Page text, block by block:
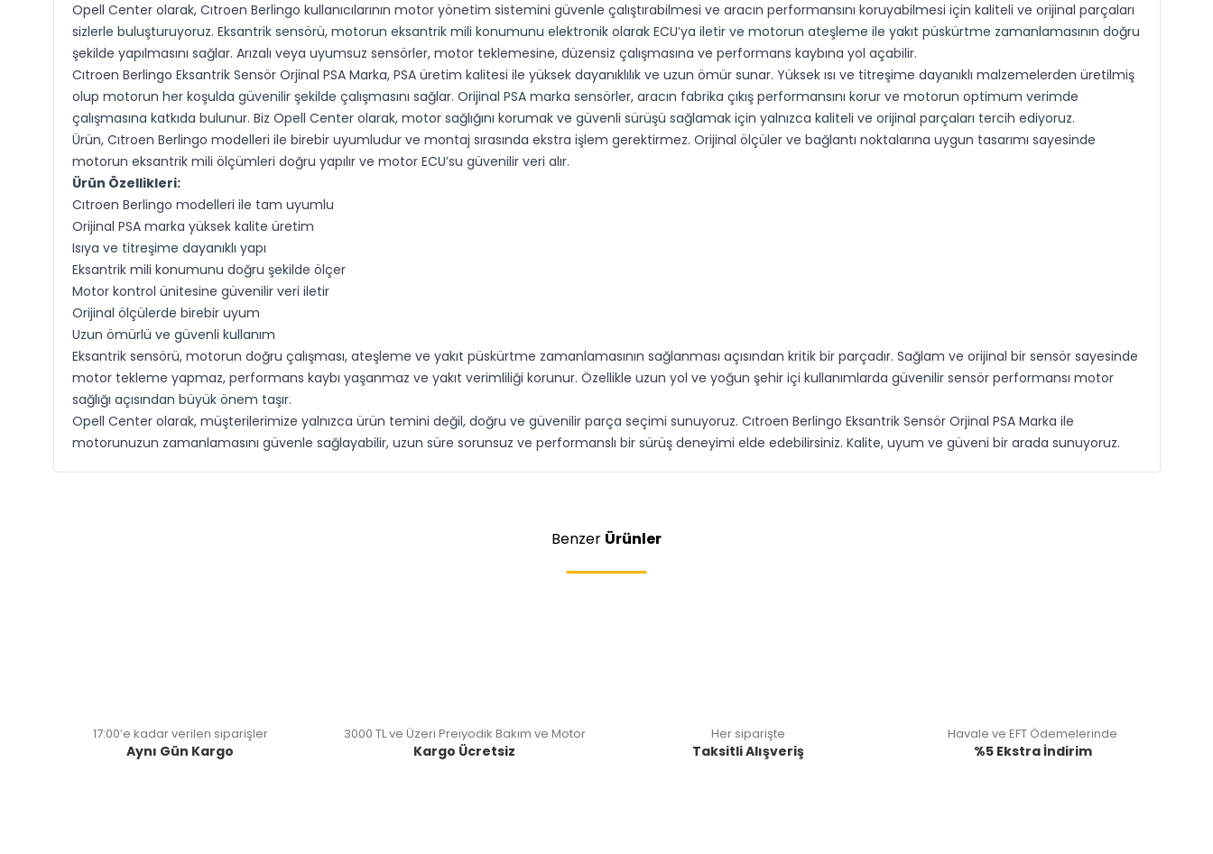
Opell Center olarak, Cıtroen Berlingo kullanıcılarının motor yönetim sistemini güvenle çalıştırabilmesi ve aracın performansını koruyabilmesi için kaliteli ve orijinal parçaları
sizlerle buluşturuyoruz. Eksantrik sensörü, motorun eksantrik mili konumunu elektronik olarak ECU’ya iletir ve motorun ateşleme ile yakıt püskürtme zamanlamasının doğru
şekilde yapılmasını sağlar. Arızalı veya uyumsuz sensörler, motor teklemesine, düzensiz çalışmasına ve performans kaybına yol açabilir.
Cıtroen Berlingo Eksantrik Sensör Orjinal PSA Marka, PSA üretim kalitesi ile yüksek dayanıklılık ve uzun ömür sunar. Yüksek ısı ve titreşime dayanıklı malzemelerden üretilmiş
olup motorun her koşulda güvenilir şekilde çalışmasını sağlar. Orijinal PSA marka sensörler, aracın fabrika çıkış performansını korur ve motorun optimum verimde
çalışmasına katkıda bulunur. Biz Opell Center olarak, motor sağlığını korumak ve güvenli sürüşü sağlamak için yalnızca kaliteli ve orijinal parçaları tercih ediyoruz.
Ürün, Cıtroen Berlingo modelleri ile birebir uyumludur ve montaj sırasında ekstra işlem gerektirmez. Orijinal ölçüler ve bağlantı noktalarına uygun tasarımı sayesinde
motorun eksantrik mili ölçümleri doğru yapılır ve motor ECU’su güvenilir veri alır.
Ürün Özellikleri:
Cıtroen Berlingo modelleri ile tam uyumlu
Orijinal PSA marka yüksek kalite üretim
Isıya ve titreşime dayanıklı yapı
Eksantrik mili konumunu doğru şekilde ölçer
Motor kontrol ünitesine güvenilir veri iletir
Orijinal ölçülerde birebir uyum
Uzun ömürlü ve güvenli kullanım
Eksantrik sensörü, motorun doğru çalışması, ateşleme ve yakıt püskürtme zamanlamasının sağlanması açısından kritik bir parçadır. Sağlam ve orijinal bir sensör sayesinde
motor tekleme yapmaz, performans kaybı yaşanmaz ve yakıt verimliliği korunur. Özellikle uzun yol ve yoğun şehir içi kullanımlarda güvenilir sensör performansı motor
sağlığı açısından büyük önem taşır.
Opell Center olarak, müşterilerimize yalnızca ürün temini değil, doğru ve güvenilir parça seçimi sunuyoruz. Cıtroen Berlingo Eksantrik Sensör Orjinal PSA Marka ile
motorunuzun zamanlamasını güvenle sağlayabilir, uzun süre sorunsuz ve performanslı bir sürüş deneyimi elde edebilirsiniz. Kalite, uyum ve güveni bir arada sunuyoruz.
Benzer Ürünler
17:00’e kadar verilen siparişler
Aynı Gün Kargo
3000 TL ve Üzeri Preiyodik Bakım ve Motor
Kargo Ücretsiz
Her siparişte
Taksitli Alışveriş
Havale ve EFT Ödemelerinde
%5 Ekstra İndirim